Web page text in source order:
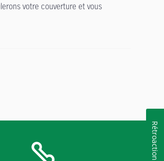
votre couverture et vous
Rétroaction